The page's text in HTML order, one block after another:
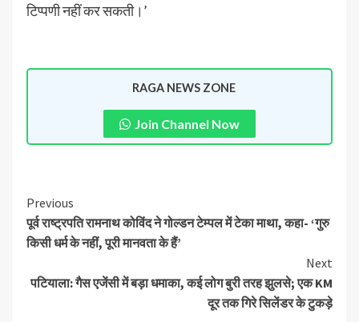
टिप्पणी नहीं कर सकती।’
RAGA NEWS ZONE
Join Channel Now
Previous
पूर्व राष्ट्रपति रामनाथ कोविंद ने गोल्डन टेम्पल में टेका माथा, कहा- ‘गुरु
किसी धर्म के नहीं, पूरी मानवता के हैं’
Next
पटियाला: गैस एजेंसी में बड़ा धमाका, कई लोग बुरी तरह झुलसे; एक KM
दूर तक गिरे सिलेंडर के टुकड़े